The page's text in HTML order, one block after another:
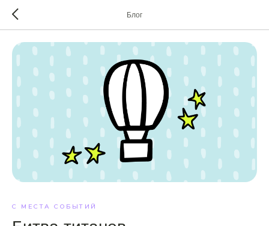
Блог
С МЕСТА СОБЫТИЙ